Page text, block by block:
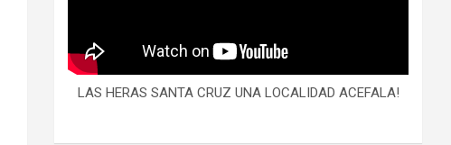
LAS HERAS SANTA CRUZ UNA LOCALIDAD ACEFALA!